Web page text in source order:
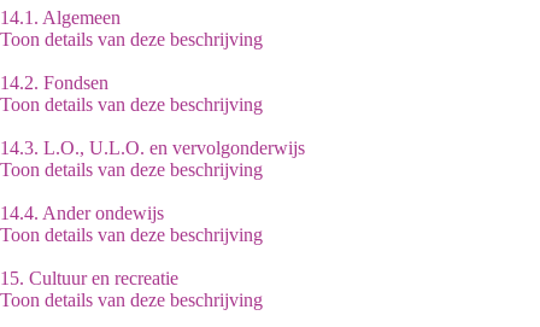
14.1. Algemeen
Toon details van deze beschrijving
14.2. Fondsen
Toon details van deze beschrijving
14.3. L.O., U.L.O. en vervolgonderwijs
Toon details van deze beschrijving
14.4. Ander ondewijs
Toon details van deze beschrijving
15. Cultuur en recreatie
Toon details van deze beschrijving